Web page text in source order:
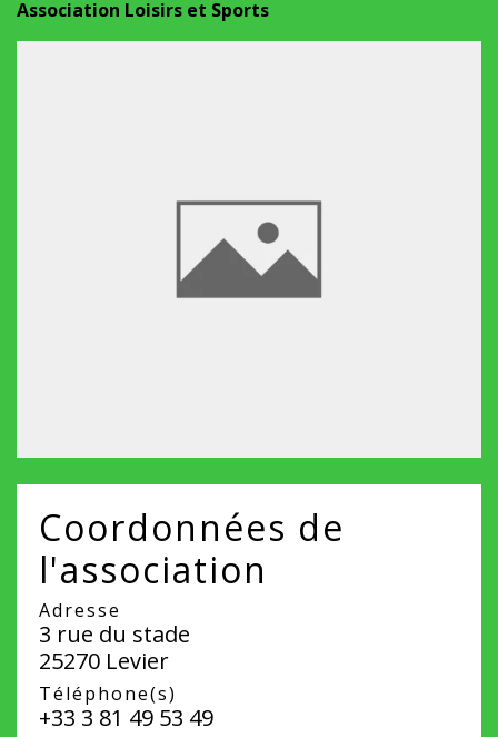
Association Loisirs et Sports
Coordonnées de
l'association
Adresse
3 rue du stade
25270 Levier
Téléphone(s)
+33 3 81 49 53 49